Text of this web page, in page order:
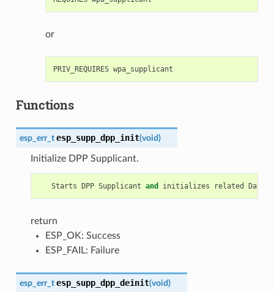
or
Functions
esp_err_t esp_supp_dpp_init(void)
Initialize DPP Supplicant.
Starts DPP Supplicant and initializes related Data
return
ESP_OK: Success
ESP_FAIL: Failure
esp_err_t esp_supp_dpp_deinit(void)